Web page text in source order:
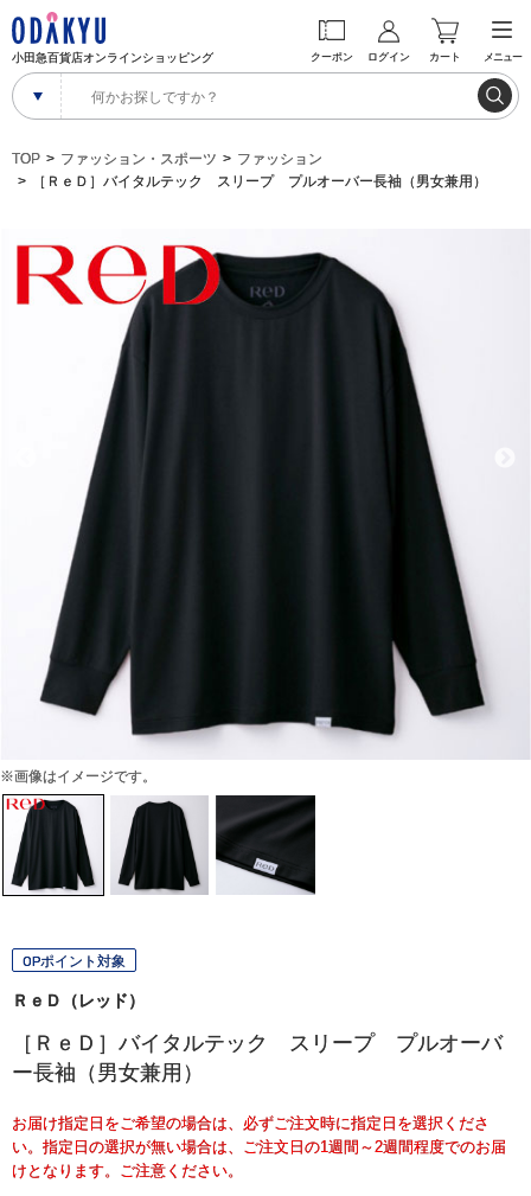
小田急百貨店オンラインショッピング クーポン ログイン カート メニュー
TOP ファッション・スポーツ
ファッション
［ＲｅＤ］バイタルテック スリープ プルオーバー長袖（男女兼用）
※画像はイメージです。
OPポイント対象
ＲｅＤ（レッド）
［ＲｅＤ］バイタルテック スリープ プルオーバ
ー長袖（男女兼用）
お届け指定日をご希望の場合は、必ずご注文時に指定日を選択くださ
い。指定日の選択が無い場合は、ご注文日の1週間～2週間程度でのお届
けとなります。ご注意ください。